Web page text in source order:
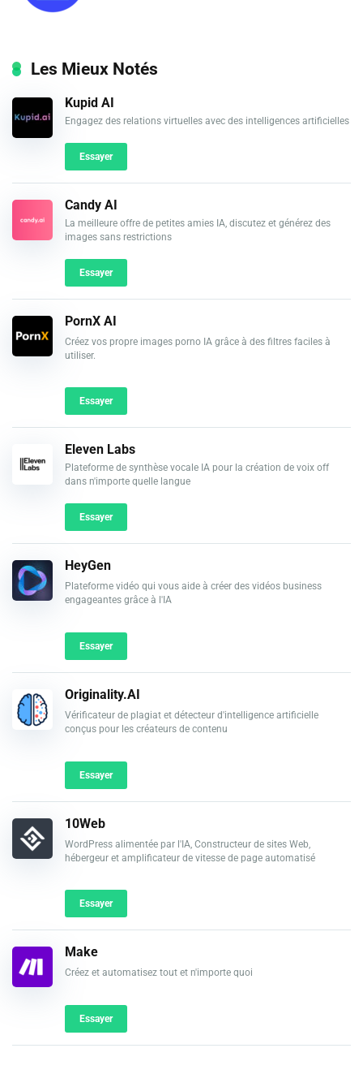
Les Mieux Notés
Kupid AI
Engagez des relations virtuelles avec des intelligences artificielles
Essayer
Candy AI
La meilleure offre de petites amies IA, discutez et générez des
images sans restrictions
Essayer
PornX AI
Créez vos propre images porno IA grâce à des filtres faciles à
utiliser.
Essayer
Eleven Labs
Plateforme de synthèse vocale IA pour la création de voix off
dans n'importe quelle langue
Essayer
HeyGen
Plateforme vidéo qui vous aide à créer des vidéos business
engageantes grâce à l'IA
Essayer
Originality.AI
Vérificateur de plagiat et détecteur d'intelligence artificielle
conçus pour les créateurs de contenu
Essayer
10Web
WordPress alimentée par l'IA, Constructeur de sites Web,
hébergeur et amplificateur de vitesse de page automatisé
Essayer
Make
Créez et automatisez tout et n'importe quoi
Essayer